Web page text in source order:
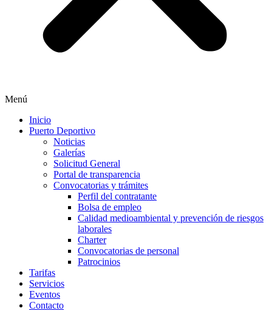
Menú
Inicio
Puerto Deportivo
Noticias
Galerías
Solicitud General
Portal de transparencia
Convocatorias y trámites
Perfil del contratante
Bolsa de empleo
Calidad medioambiental y prevención de riesgos
laborales
Charter
Convocatorias de personal
Patrocinios
Tarifas
Servicios
Eventos
Contacto